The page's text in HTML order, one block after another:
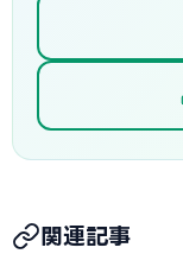
関連記事